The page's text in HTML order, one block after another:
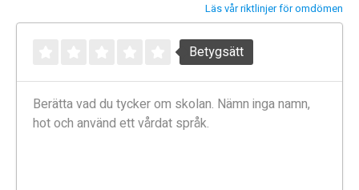
Läs vår riktlinjer för omdömen
Betygsätt